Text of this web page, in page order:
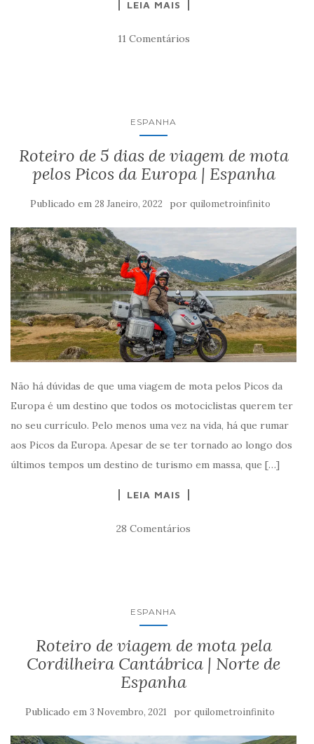
LEIA MAIS
11 Comentários
ESPANHA
Roteiro de 5 dias de viagem de mota
pelos Picos da Europa | Espanha
Publicado em 28 Janeiro, 2022 por quilometroinfinito
Não há dúvidas de que uma viagem de mota pelos Picos da
Europa é um destino que todos os motociclistas querem ter
no seu currículo. Pelo menos uma vez na vida, há que rumar
aos Picos da Europa. Apesar de se ter tornado ao longo dos
últimos tempos um destino de turismo em massa, que […]
LEIA MAIS
28 Comentários
ESPANHA
Roteiro de viagem de mota pela
Cordilheira Cantábrica | Norte de
Espanha
Publicado em 3 Novembro, 2021 por quilometroinfinito